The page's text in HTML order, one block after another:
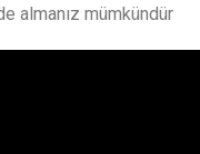
almanız mümkündür